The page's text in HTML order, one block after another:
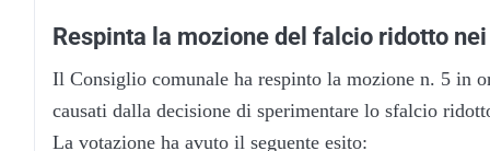
Respinta la mozione del falcio ridotto
Il Consiglio comunale ha respinto la mozione n. 5 in
causati dalla decisione di sperimentare lo sfalcio
La votazione ha avuto il seguente esito: